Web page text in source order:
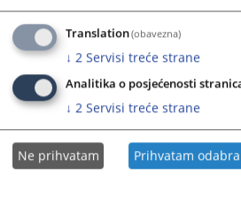
Lista stalnih
geologije
Lista stalnih sudskih vještaka iz
Translation(obavezna)
↓ 2 Servisi treće strane
Analitika o posjećenosti
↓ 2 Servisi treće strane
Ne prihvatam Prihvatam